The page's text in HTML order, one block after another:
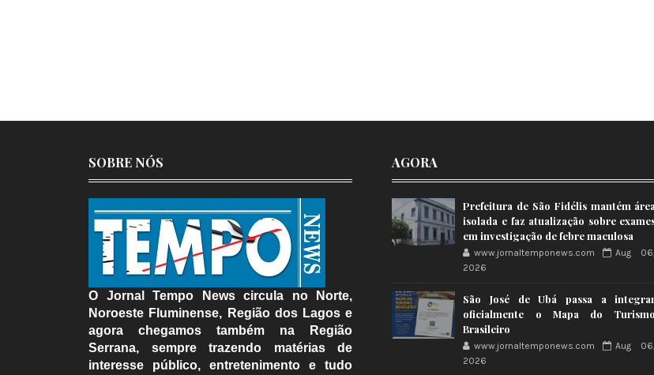
SOBRE NÓS
O Jornal Tempo News circula no Norte,
Noroeste Fluminense, Região dos Lagos e
agora chegamos também na Região
Serrana, sempre trazendo matérias de
interesse público, entretenimento e tudo
AGORA
Prefeitura de São Fidélis mantém área
isolada e faz atualização sobre
em investigação de febre maculosa
www.jornaltemponews.com
Aug 06,
2026
São José de Ubá passa a
oficialmente o Mapa do Turismo
Brasileiro
www.jornaltemponews.com
Aug 06,
2026